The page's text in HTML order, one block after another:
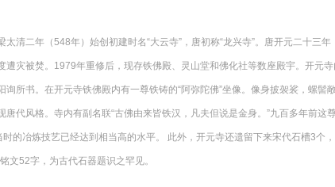
清二年（548年）始创初建时名“大云寺”，唐初称“龙兴寺”。唐开元二十三
遭灾被焚。1979年重修后，现存铁佛殿、灵山堂和佛化社等数座殿宇。开元
询所书。在开元寺铁佛殿内有一尊铁铸的“阿弥陀佛”坐像。像身披袈裟，螺髻
唐代风格。寺内有副名联“古佛由来皆铁汉，凡夫但说是金身。”九百多年前这
时的冶炼技艺已经达到相当高的水平。 此外，开元寺还遗留下来宋代石槽3个
文52字，为古代石器题识之罕见。